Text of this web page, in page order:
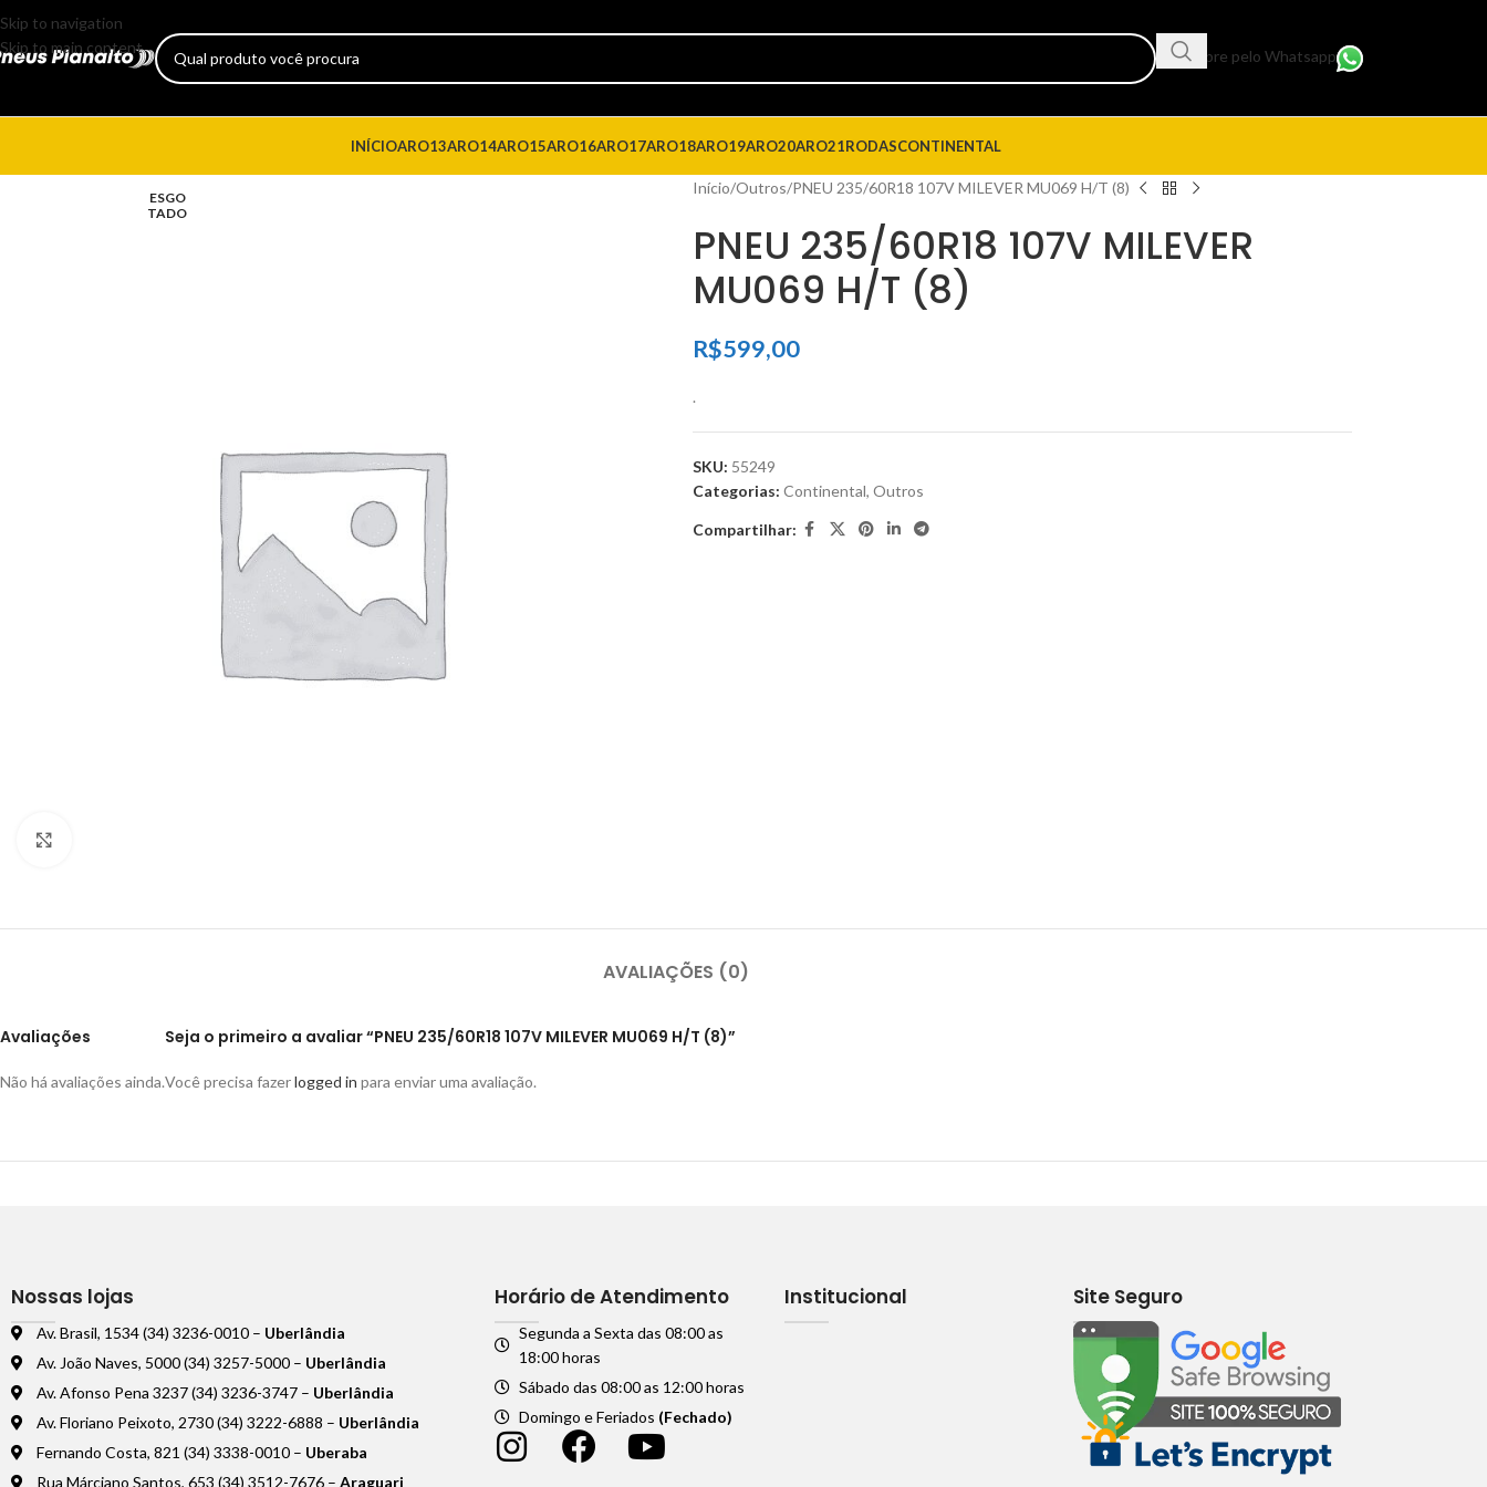
Skip to navigation
Skip to main content
Compre pelo Whatsapp
INÍCIOARO13ARO14ARO15ARO16ARO17ARO18ARO19ARO20ARO21RODASCONTINENTAL
ESGO
TADO
Início Outros PNEU 235/60R18 107V MILEVER MU069 H/T (8)
PNEU 235/60R18 107V MILEVER
MU069 H/T (8)
R$599,00
.
SKU: 55249
Categorias: Continental, Outros
Compartilhar:
AVALIAÇÕES (0)
Avaliações
Não há avaliações ainda.
Seja o primeiro a avaliar “PNEU 235/60R18 107V MILEVER MU069 H/T (8)”
Você precisa fazerlogged in para enviar uma avaliação.
Nossas lojas
Av. Brasil, 1534 (34) 3236-0010 – Uberlândia
Av. João Naves, 5000 (34) 3257-5000 – Uberlândia
Av. Afonso Pena 3237 (34) 3236-3747 – Uberlândia
Av. Floriano Peixoto, 2730 (34) 3222-6888 – Uberlândia
Fernando Costa, 821 (34) 3338-0010 – Uberaba
Rua Márciano Santos, 653 (34) 3512-7676 – Araguari
Horário de Atendimento
Segunda a Sexta das 08:00 as
18:00 horas
Sábado das 08:00 as 12:00 horas
Domingo e Feriados (Fechado)
Institucional Site Seguro